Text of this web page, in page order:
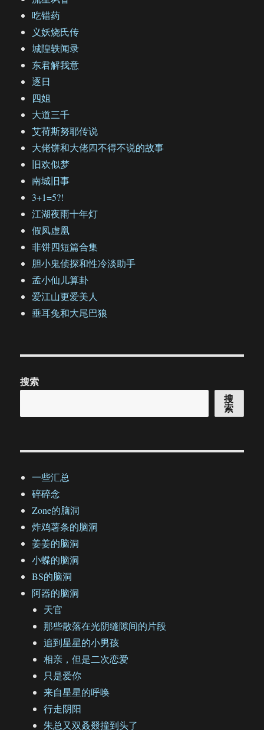
吃错药
义妖烧氏传
城隍轶闻录
东君解我意
逐日
四姐
大道三千
艾荷斯努耶传说
大佬饼和大佬四不得不说的故事
旧欢似梦
南城旧事
3+1=5?!
江湖夜雨十年灯
假凤虚凰
非饼四短篇合集
胆小鬼侦探和性冷淡助手
孟小仙儿算卦
爱江山更爱美人
垂耳兔和大尾巴狼
搜索
搜
索
一些汇总
碎碎念
Zone的脑洞
炸鸡薯条的脑洞
姜姜的脑洞
小蝶的脑洞
BS的脑洞
阿器的脑洞
天官
那些散落在光阴缝隙间的片段
追到星星的小男孩
相亲，但是二次恋爱
只是爱你
来自星星的呼唤
行走阴阳
朱总又双叒叕撞到头了